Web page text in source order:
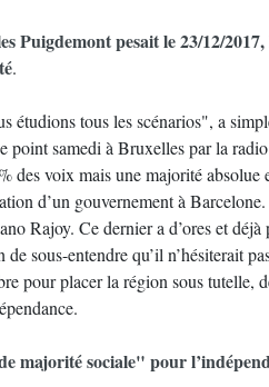
Puigdemont pesait le 23/12/
.
étudions tous les scénarios", a
point samedi à Bruxelles par la
des voix mais une majorité
d’un gouvernement à
Rajoy. Ce dernier a d’ores et
de sous-entendre qu’il n’hésiterait
pour placer la région sous tutelle,
majorité sociale" pour